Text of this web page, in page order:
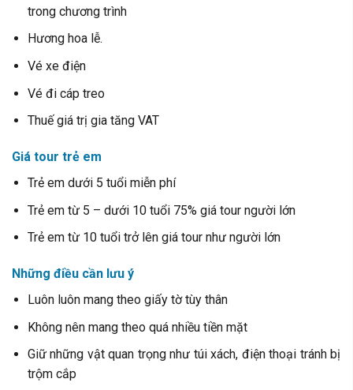
trong chương trình
Hương hoa lễ.
Vé xe điện
Vé đi cáp treo
Thuế giá trị gia tăng VAT
Giá tour trẻ em
Trẻ em dưới 5 tuổi miễn phí
Trẻ em từ 5 – dưới 10 tuổi 75% giá tour người lớn
Trẻ em từ 10 tuổi trở lên giá tour như người lớn
Những điều cần lưu ý
Luôn luôn mang theo giấy tờ tùy thân
Không nên mang theo quá nhiều tiền mặt
Giữ những vật quan trọng như túi xách, điện thoại tránh bị
trộm cắp